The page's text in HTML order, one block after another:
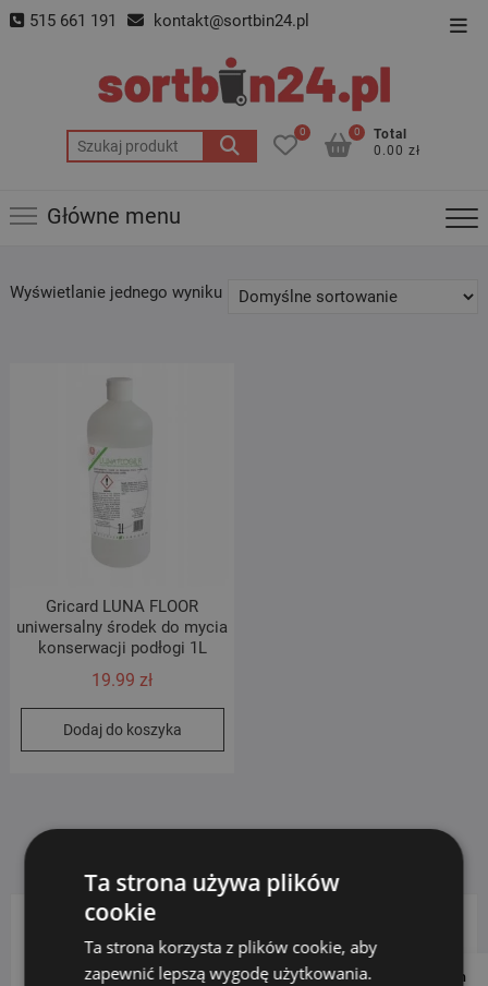
Skip 515 661 191 kontakt@sortbin24.pl
Szukaj:
0
Total
0.00 zł
0
Główne menu
Wyświetlanie jednego wyniku
Gricard LUNA FLOOR
uniwersalny środek do mycia
konserwacji podłogi 1L
19.99zł
Dodaj do koszyka
KATEGORIE PRODUKTÓW
Follow us on
Ta strona używa plików
cookie
Ta strona korzysta z plików cookie, aby
zapewnić lepszą wygodę użytkowania.